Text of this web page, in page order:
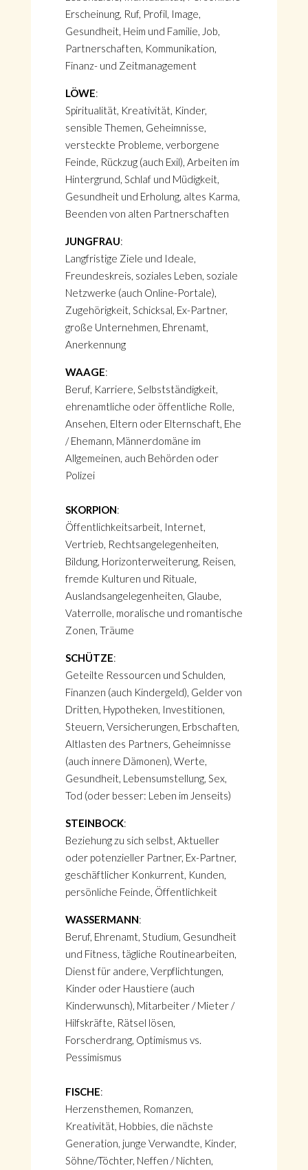
Erscheinung, Ruf, Profil, Image,
Gesundheit, Heim und Familie, Job,
Partnerschaften, Kommunikation,
Finanz- und Zeitmanagement
LÖWE:
Spiritualität, Kreativität, Kinder,
sensible Themen, Geheimnisse,
versteckte Probleme, verborgene
Feinde, Rückzug (auch Exil), Arbeiten im
Hintergrund, Schlaf und Müdigkeit,
Gesundheit und Erholung, altes Karma,
Beenden von alten Partnerschaften
JUNGFRAU:
Langfristige Ziele und Ideale,
Freundeskreis, soziales Leben, soziale
Netzwerke (auch Online-Portale),
Zugehörigkeit, Schicksal, Ex-Partner,
große Unternehmen, Ehrenamt,
Anerkennung
WAAGE:
Beruf, Karriere, Selbstständigkeit,
ehrenamtliche oder öffentliche Rolle,
Ansehen, Eltern oder Elternschaft, Ehe
/ Ehemann, Männerdomäne im
Allgemeinen, auch Behörden oder
Polizei
SKORPION:
Öffentlichkeitsarbeit, Internet,
Vertrieb, Rechtsangelegenheiten,
Bildung, Horizonterweiterung, Reisen,
fremde Kulturen und Rituale,
Auslandsangelegenheiten, Glaube,
Vaterrolle, moralische und romantische
Zonen, Träume
SCHÜTZE:
Geteilte Ressourcen und Schulden,
Finanzen (auch Kindergeld), Gelder von
Dritten, Hypotheken, Investitionen,
Steuern, Versicherungen, Erbschaften,
Altlasten des Partners, Geheimnisse
(auch innere Dämonen), Werte,
Gesundheit, Lebensumstellung, Sex,
Tod (oder besser: Leben im Jenseits)
STEINBOCK:
Beziehung zu sich selbst, Aktueller
oder potenzieller Partner, Ex-Partner,
geschäftlicher Konkurrent, Kunden,
persönliche Feinde, Öffentlichkeit
WASSERMANN:
Beruf, Ehrenamt, Studium, Gesundheit
und Fitness, tägliche Routinearbeiten,
Dienst für andere, Verpflichtungen,
Kinder oder Haustiere (auch
Kinderwunsch), Mitarbeiter / Mieter /
Hilfskräfte, Rätsel lösen,
Forscherdrang, Optimismus vs.
Pessimismus
FISCHE:
Herzensthemen, Romanzen,
Kreativität, Hobbies, die nächste
Generation, junge Verwandte, Kinder,
Söhne/Töchter, Neffen / Nichten,